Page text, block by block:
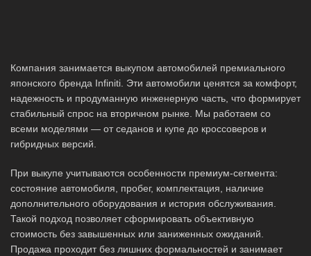
Компания занимается выкупом автомобилей премиального
японского бренда Infiniti. Эти автомобили ценятся за комфорт,
надежность и продуманную инженерную часть, что формирует
стабильный спрос на вторичном рынке. Мы работаем со
всеми моделями — от седанов и купе до кроссоверов и
гибридных версий.
При выкупе учитываются особенности премиум-сегмента:
состояние автомобиля, пробег, комплектация, наличие
дополнительного оборудования и история обслуживания.
Такой подход позволяет сформировать объективную
стоимость без завышенных или заниженных ожиданий.
Продажа проходит без лишних формальностей и занимает